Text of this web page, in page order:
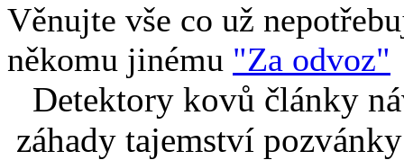
Věnujte vše co už
někomu jinému "Za odvoz"
Detektory kovů články
záhady tajemství